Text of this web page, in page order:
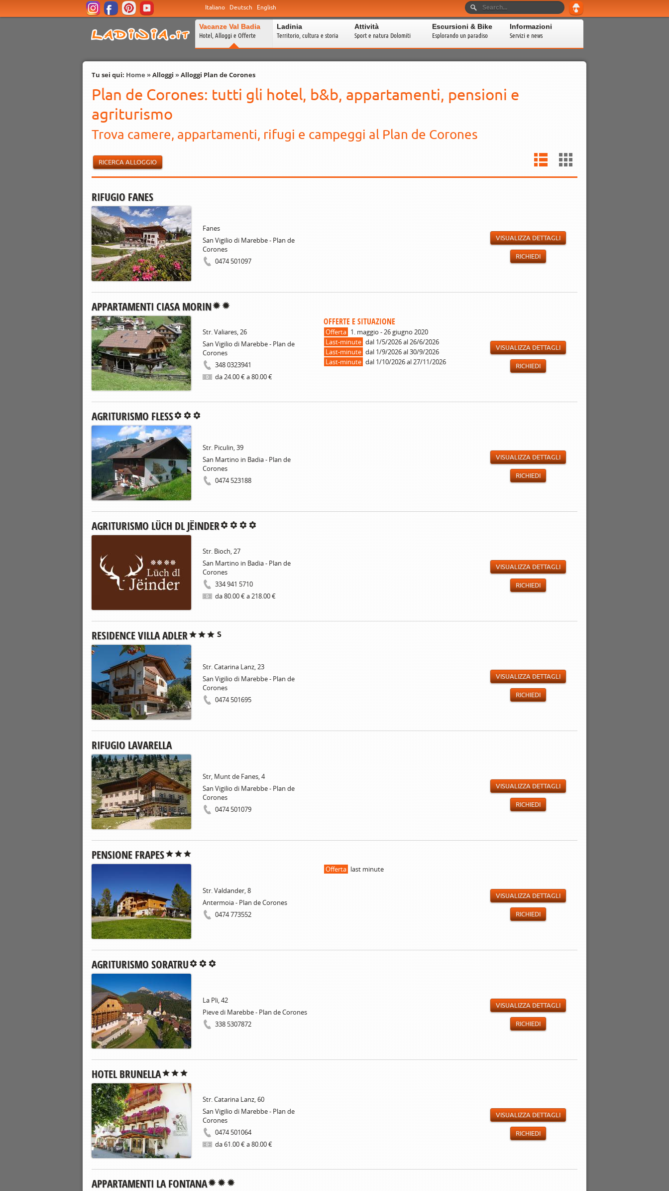
Italiano Deutsch English
Vacanze Val Badia
Hotel, Alloggi e Offerte
Ladinia
Territorio, cultura e storia
Attività
Sport e natura Dolomiti
Escursioni & Bike
Esplorando un paradiso
Informazioni
Servizi e news
Tu sei qui: Home»Alloggi »Alloggi Plan de Corones
Plan de Corones: tutti gli hotel, b&b, appartamenti, pensioni e
agriturismo
Trova camere, appartamenti, rifugi e campeggi al Plan de Corones
RICERCA ALLOGGIO
RIFUGIO FANES
Fanes
San Vigilio di Marebbe - Plan de
Corones
0474 501097
VISUALIZZA DETTAGLI
RICHIEDI
APPARTAMENTI CIASA MORIN
Str. Valiares, 26
San Vigilio di Marebbe - Plan de
Corones
348 0323941
da 24.00 € a 80.00 €
OFFERTE E SITUAZIONE
Offerta 1. maggio - 26 giugno 2020
Last-minute dal 1/5/2026 al 26/6/2026
Last-minute dal 1/9/2026 al 30/9/2026
Last-minute dal 1/10/2026 al 27/11/2026
VISUALIZZA DETTAGLI
RICHIEDI
AGRITURISMO FLESS
Str. Piculin, 39
San Martino in Badia - Plan de
Corones
0474 523188
VISUALIZZA DETTAGLI
RICHIEDI
AGRITURISMO LÜCH DL JËINDER
Str. Bioch, 27
San Martino in Badia - Plan de
Corones
334 941 5710
da 80.00 € a 218.00 €
VISUALIZZA DETTAGLI
RICHIEDI
RESIDENCE VILLA ADLER
Str. Catarina Lanz, 23
San Vigilio di Marebbe - Plan de
Corones
0474 501695
VISUALIZZA DETTAGLI
RICHIEDI
RIFUGIO LAVARELLA
Str, Munt de Fanes, 4
San Vigilio di Marebbe - Plan de
Corones
0474 501079
VISUALIZZA DETTAGLI
RICHIEDI
PENSIONE FRAPES
Str. Valdander, 8
Antermoia - Plan de Corones
0474 773552
Offerta last minute
VISUALIZZA DETTAGLI
RICHIEDI
AGRITURISMO SORATRU
La Pli, 42
Pieve di Marebbe - Plan de Corones
338 5307872
VISUALIZZA DETTAGLI
RICHIEDI
HOTEL BRUNELLA
Str. Catarina Lanz, 60
San Vigilio di Marebbe - Plan de
Corones
0474 501064
da 61.00 € a 80.00 €
VISUALIZZA DETTAGLI
RICHIEDI
APPARTAMENTI LA FONTANA